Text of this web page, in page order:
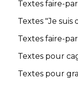
Textes faire-
Textes "Je suis
Textes faire-
Textes pour
Textes pour